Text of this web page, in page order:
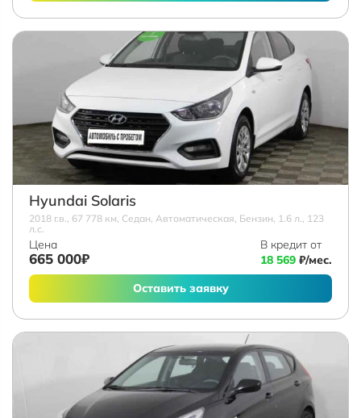
Hyundai Solaris
2018 г.в., 67 778 км, Седан, Автоматическая, Бензин, 1.6 л., 123
л.с.
Цена
665 000₽
В кредит от
18 569 ₽/мес.
Оставить заявку